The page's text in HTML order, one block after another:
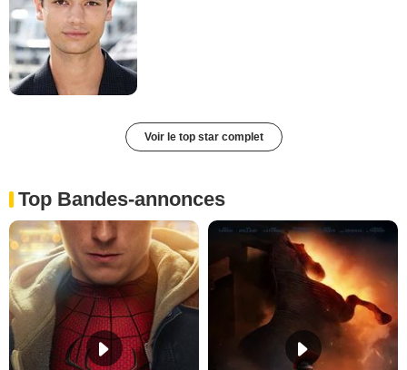
Voir le top star complet
Top Bandes-annonces